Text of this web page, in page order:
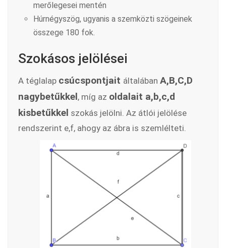
merőlegesei mentén
Húrnégyszög, ugyanis a szemközti szögeinek
összege 180 fok.
Szokásos jelölései
A téglalap csúcspontjait általában A,B,C,D
nagybetűkkel, míg az oldalait a,b,c,d
kisbetűkkel szokás jelölni. Az átlói jelölése
rendszerint e,f, ahogy az ábra is szemlélteti.